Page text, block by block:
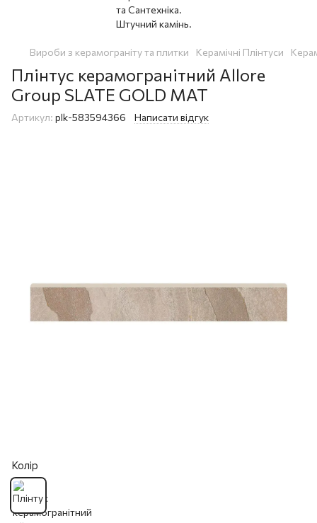
Вироби з керамограніту та плитки Керамічні Плінтуси
Плінтус керамогранітний Allore
Group SLATE GOLD MAT
Артикул: plk-583594366 Написати відгук
Колір